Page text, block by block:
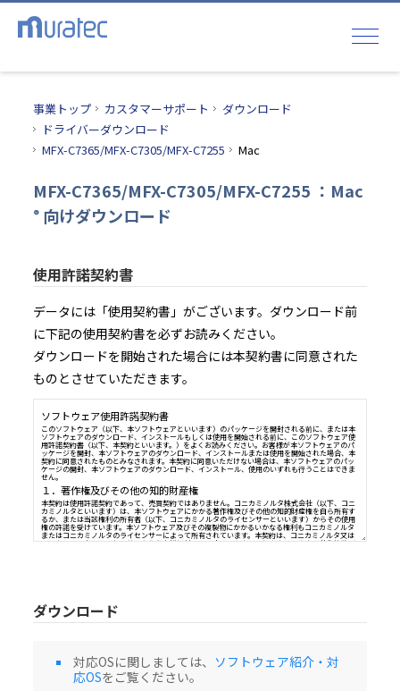
事業トップ カスタマーサポート
ダウンロード
ドライバーダウンロード
MFX-C7365/MFX-C7305/MFX-C7255
Mac
MFX-C7365/MFX-C7305/MFX-C7255 ：Mac
® 向けダウンロード
使用許諾契約書
データには「使用契約書」がございます。ダウンロード前
に下記の使用契約書を必ずお読みください。
ダウンロードを開始された場合には本契約書に同意された
ものとさせていただきます。
ソフトウェア使用許諾契約書
このソフトウェア（以下、本ソフトウェアといいます）のパッケージを開封される前
ソフトウェアのダウンロード、インストールもしくは使用を開始される前に、このソ
１．著作権及びその他の知的財産権
権の許諾を受けています。本ソフトウェア及びその複製物にかかるいかなる権利もコ
またはコニカミノルタのライセンサーによって所有されています。本契約は、コニカ
コニカミノルタのライセンサーからお客様に対して、本ソフトウェアにかかるいかな
ダウンロード
対応OSに関しましては、 ソフトウェア紹介・対
応OSをご覧ください。